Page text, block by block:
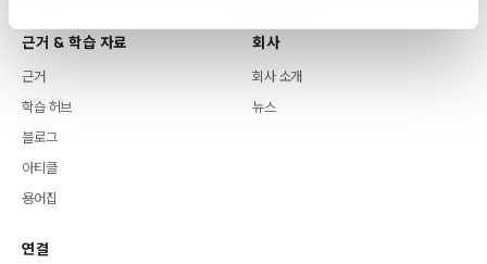
근거 & 학습 자료
근거
학습 허브
블로그
아티클
용어집
회사
회사 소개
뉴스
연결